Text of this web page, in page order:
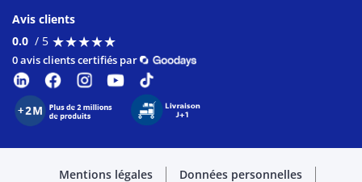
Avis clients
0.0 / 5 ★★★★★
★★★★★
0 avis clients certifiés par
Mentions légales Données personnelles